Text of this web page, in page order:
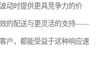
动时提供更具竞争力的价
的配送与更灵活的支持——
户，都能受益于这种响应速